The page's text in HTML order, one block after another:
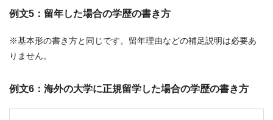
例文5：留年した場合の学歴の書き方
※基本形の書き方と同じです。留年理由などの補足説明は必要あ
りません。
例文6：海外の大学に正規留学した場合の学歴の書き方